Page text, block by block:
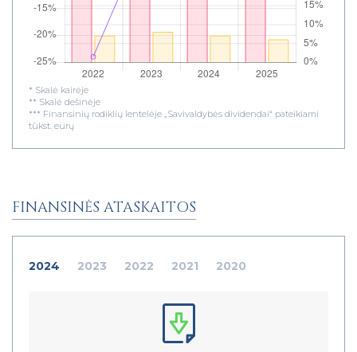
* Skalė kairėje
** Skalė dešinėje
*** Finansinių rodiklių lentelėje „Savivaldybės dividendai“ pateikiami
tūkst. eurų
FINANSINĖS ATASKAITOS
2024 2023 2022 2021 2020